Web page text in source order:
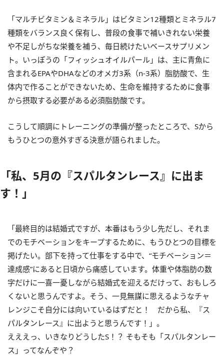
「マルチビタミン＆ミネラル」はビタミン12種類とミネラル7
種類をバランス良く保有し、普段の食事で補いきれない栄養
や不足しがちな栄養を補う、毎日続けたいベースサプリメン
ト。いっぽうの「フィッシュオイルパール」は、主に青魚に
含まれるEPAやDHAなどのオメガ3系（n-3系）脂肪酸で、生
体内で作ることができないため、生命を維持するために食事
から摂取する必要がある必須脂肪酸です。
こうして順調にトレーニングの準備が整ったところで、Sから
もうひとつの意外すぎる決意が語られました。
「私、5月の『スパルタンレース』に出ま
す！」
「最終目的は結婚式ですが、本番はもう少し先だし、それま
でのモチベーションをキープするために、もうひとつの目標を
掲げたい。部下を持って仕事をする中で、“モチベーション＝
達成感”にあると日頃から痛感しています。体重や体脂肪の数
字だけに一喜一憂しながら結婚式を迎えるだけって、おもしろ
くないと思うんですよ。そう、一見無謀に思えるようなチャ
レンジこそ自分には向いているはずだと！ だから私、『ス
パルタンレース』に出ようと思うんです！」。
えええっ、いきなりどうしたS！？ そもそも「スパルタンレー
ス」ってなんぞや？